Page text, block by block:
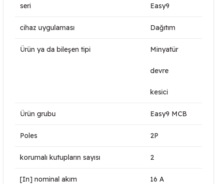
seri Easy9
cihaz uygulaması Dağıtım
Ürün ya da bileşen tipi Minyatür
devre
kesici
Ürün grubu Easy9 MCB
Poles 2P
korumalı kutupların sayısı 2
[In] nominal akım 16 A